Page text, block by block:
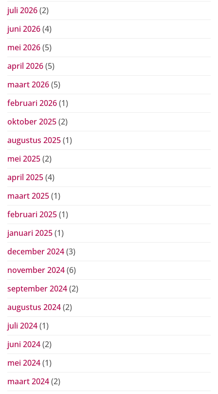
juli 2026(2)
juni 2026(4)
mei 2026(5)
april 2026(5)
maart 2026(5)
februari 2026(1)
oktober 2025(2)
augustus 2025(1)
mei 2025(2)
april 2025(4)
maart 2025(1)
februari 2025(1)
januari 2025(1)
december 2024(3)
november 2024(6)
september 2024(2)
augustus 2024(2)
juli 2024(1)
juni 2024(2)
mei 2024(1)
maart 2024(2)